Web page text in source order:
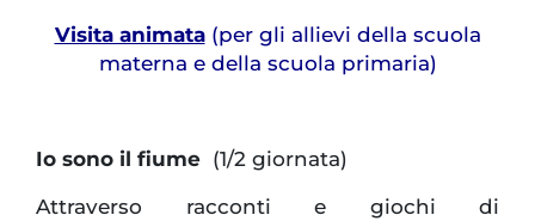
Visita animata (per gli allievi della scuola
materna e della scuola primaria)
Io sono il fiume (1/2 giornata)
Attraverso racconti e giochi di